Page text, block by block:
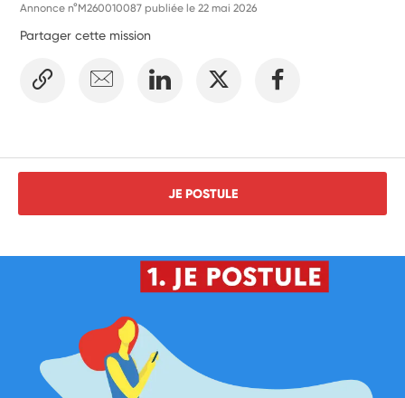
Annonce n°M260010087 publiée le22 mai 2026
Partager cette mission
JE POSTULE